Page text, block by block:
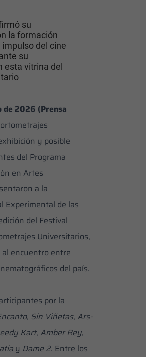
su
la formación
del cine
su
esta vitrina del
de 2026 (Prensa
y posible
del Programa
en Artes
a la
Experimental de las
del Festival
Universitarios,
al encuentro entre
del país.
por la
Sin Viñetas, Ars-
Kart, Amber Rey,
y Dame 2. Entre los